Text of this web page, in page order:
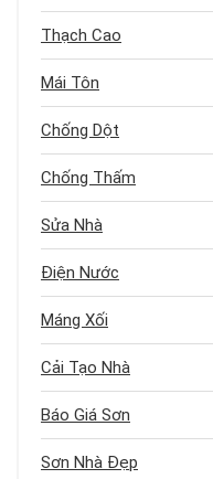
Thạch Cao
Mái Tôn
Chống Dột
Chống Thấm
Sửa Nhà
Điện Nước
Máng Xối
Cải Tạo Nhà
Báo Giá Sơn
Sơn Nhà Đẹp